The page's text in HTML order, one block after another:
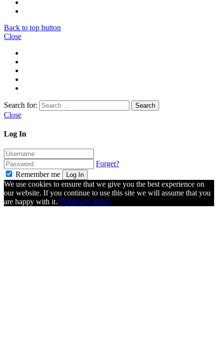
Back to top button
Close
Search for:
Close
Log In
Forget?
Remember me
Log In
We use cookies to ensure that we give you the best experience on
our website. If you continue to use this site we will assume that you
are happy with it.OkPrivacy policy